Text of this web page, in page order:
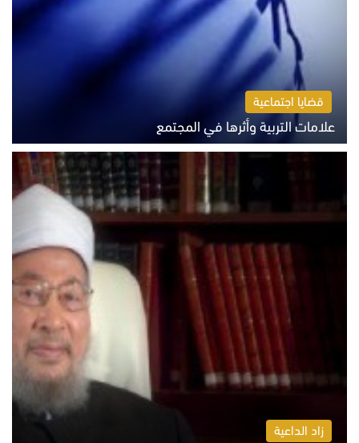
قضايا اجتماعية
علامات التربية وأثرها في المجتمع
الثلاثاء 4 أغسطس 2026 12:50 م
زاد الداعية